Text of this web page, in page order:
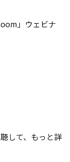
」ウェビナ
して、もっと詳